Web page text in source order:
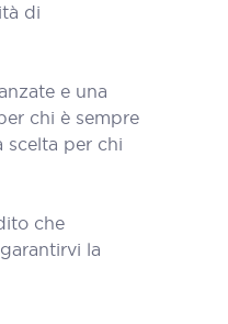
di
e una
chi è sempre
scelta per chi
che
la